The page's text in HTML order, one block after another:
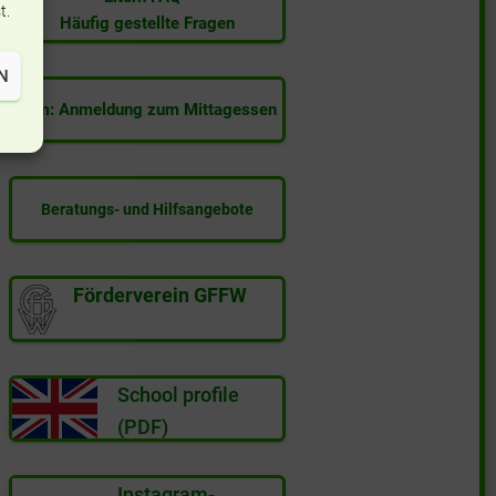
Häufig gestellte Fragen
Film: Anmeldung zum Mittagessen
Beratungs- und Hilfsangebote
Förderverein GFFW
School profile
(PDF)